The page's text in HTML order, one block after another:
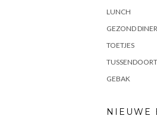
LUNCH
GEZOND DINER
TOETJES
GEBAK
NIEUWE